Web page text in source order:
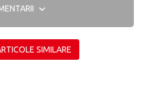
SIMILARE